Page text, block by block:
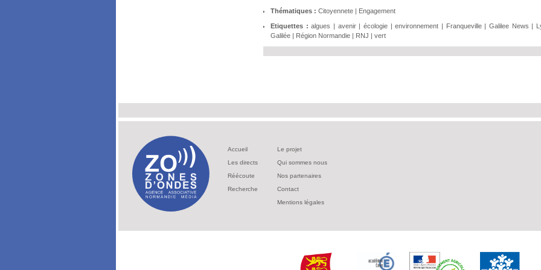
Thématiques : Citoyennete | Engagement
Etiquettes :algues | avenir|écologie |environnement | Franqueville|Galilee News |
Galilée | Région Normandie | RNJ | vert
Accueil
Les directs
Réécoute
Recherche
Le projet
Qui sommes nous
Nos partenaires
Contact
Mentions légales